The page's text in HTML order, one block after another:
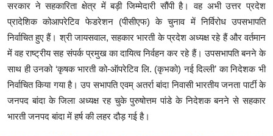
सरकार ने सहकारिता क्षेत्र में बड़ी जिम्मेदारी सौंपी है। वह अभी उत्तर प्रदेश
प्रादेशिक कोआपरेटिव फेडरेशन (पीसीएफ) के चुनाव में निर्विरोध उपसभापति
निर्वाचित हुए हैं। श्री जायसवाल, सहकार भारती के प्रदेश अध्यक्ष रहे हैं और वर्तमान
में वह राष्ट्रीय सह संपर्क प्रमुख का दायित्व निर्वहन कर रहे हैं। उपसभापति बनने के
साथ ही उनको ‘कृषक भारती को-ऑपरेटिव लि. (कृभको) नई दिल्ली’ का निदेशक भी
निर्वाचित किया गया है। उप सभापति एवम् अतर्रा बांदा निवासी भारतीय जनता पार्टी के
जनपद बांदा के जिला अध्यक्ष रह चुके पुरुषोत्तम पांडे के निदेशक बनने से सहकार
भारती जनपद बांदा में हर्ष की लहर दौड़ गई है।